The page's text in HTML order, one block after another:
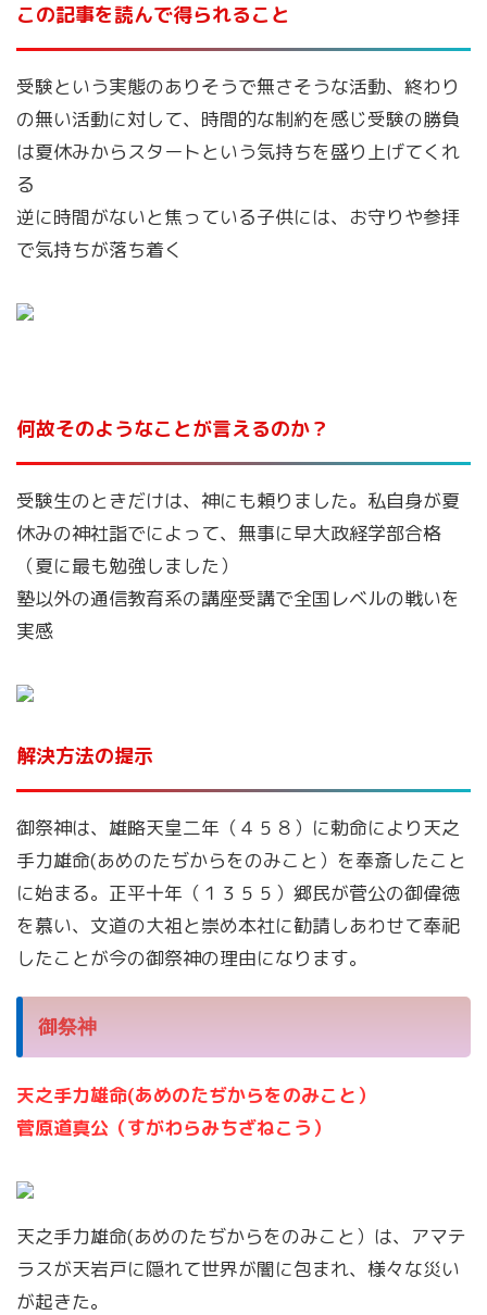
この記事を読んで得られること
受験という実態のありそうで無さそうな活動、終わり
の無い活動に対して、時間的な制約を感じ受験の勝負
は夏休みからスタートという気持ちを盛り上げてくれ
る
逆に時間がないと焦っている子供には、お守りや参拝
で気持ちが落ち着く
何故そのようなことが言えるのか？
受験生のときだけは、神にも頼りました。私自身が夏
休みの神社詣でによって、無事に早大政経学部合格
（夏に最も勉強しました）
塾以外の通信教育系の講座受講で全国レベルの戦いを
実感
解決方法の提示
御祭神は、雄略天皇二年（４５８）に勅命により天之
手力雄命(あめのたぢからをのみこと）を奉斎したこと
に始まる。正平十年（１３５５）郷民が菅公の御偉徳
を慕い、文道の大祖と崇め本社に勧請しあわせて奉祀
したことが今の御祭神の理由になります。
御祭神
天之手力雄命(あめのたぢからをのみこと）
菅原道真公（すがわらみちざねこう）
天之手力雄命(あめのたぢからをのみこと）は、アマテ
ラスが天岩戸に隠れて世界が闇に包まれ、様々な災い
が起きた。